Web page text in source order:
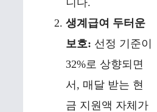
생계급여 두터운
보호: 선정 기준이
32%로 상향되면
서, 매달 받는 현
금 지원액 자체가